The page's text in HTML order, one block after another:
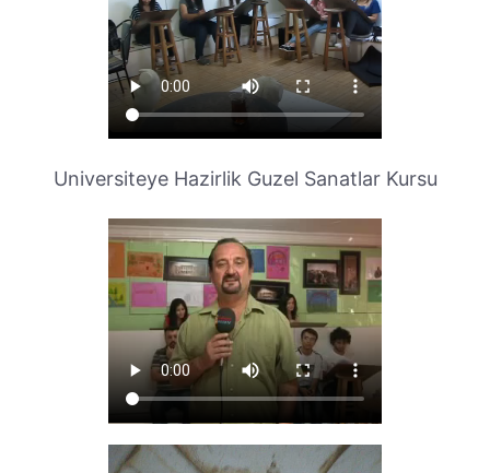
Universiteye Hazirlik Guzel Sanatlar Kursu